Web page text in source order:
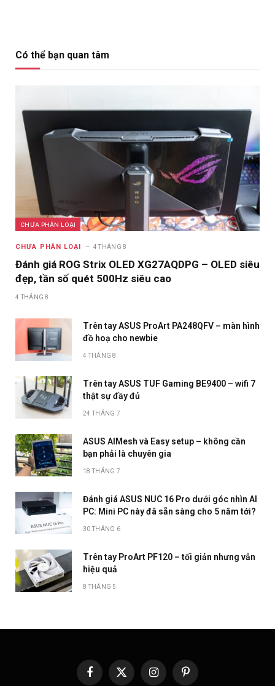
Có thể bạn quan tâm
CHƯA PHÂN LOẠI
CHƯA PHÂN LOẠI 4 THÁNG 8
Đánh giá ROG Strix OLED XG27AQDPG – OLED siêu
đẹp, tần số quét 500Hz siêu cao
4 THÁNG 8
Trên tay ASUS ProArt PA248QFV – màn hình
đồ hoạ cho newbie
4 THÁNG 8
Trên tay ASUS TUF Gaming BE9400 – wifi 7
thật sự đầy đủ
24 THÁNG 7
ASUS AIMesh và Easy setup – không cần
bạn phải là chuyên gia
18 THÁNG 7
Đánh giá ASUS NUC 16 Pro dưới góc nhìn AI
PC: Mini PC này đã sẵn sàng cho 5 năm tới?
30 THÁNG 6
Trên tay ProArt PF120 – tối giản nhưng vẫn
hiệu quả
8 THÁNG 5
Facebook
X
InstagramPinterest